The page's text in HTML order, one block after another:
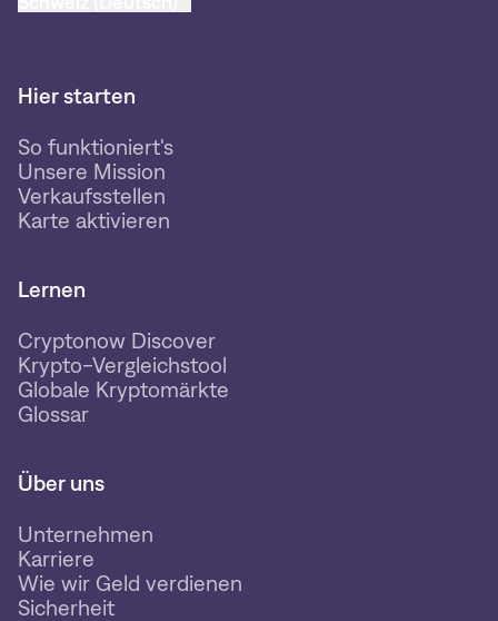
Hier starten
So funktioniert's
Unsere Mission
Verkaufsstellen
Karte aktivieren
Lernen
Cryptonow Discover
Krypto-Vergleichstool
Globale Kryptomärkte
Glossar
Über uns
Unternehmen
Karriere
Wie wir Geld verdienen
Sicherheit